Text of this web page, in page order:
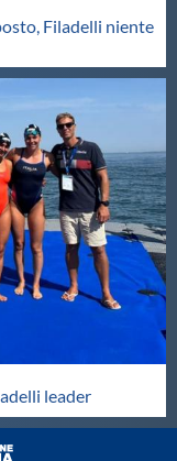
Filadelli niente
leader